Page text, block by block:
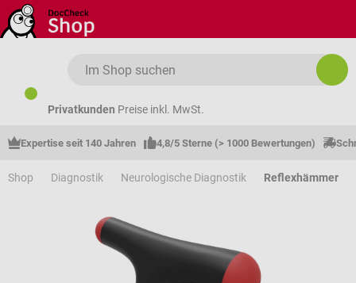
Zum Hauptinhalt springen
Privatkunden Preise inkl. MwSt.
Expertise seit 140 Jahren 4,8/5 Sterne (> 1000 Bewertungen)
Shop Diagnostik Neurologische Diagnostik Reflexhämmer